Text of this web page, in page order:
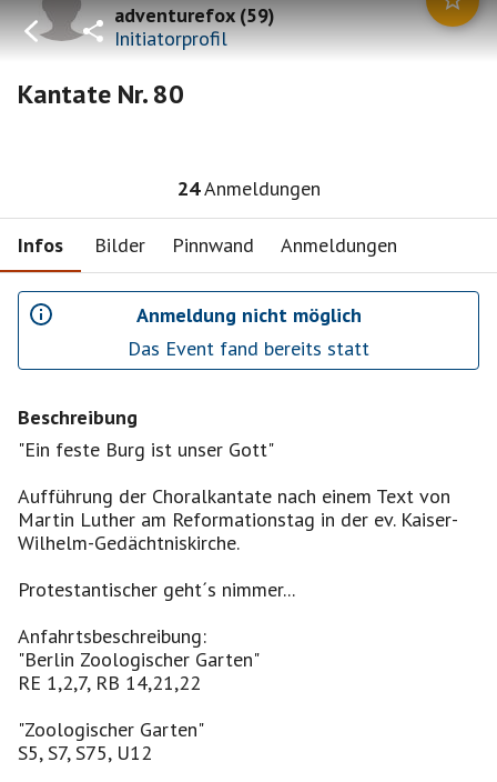
adventurefox(59)
Initiatorprofil
Kantate Nr. 80
24Anmeldungen
Infos Bilder Pinnwand Anmeldungen
Anmeldung nicht möglich
Das Event fand bereits statt
Beschreibung
"Ein feste Burg ist unser Gott"
Aufführung der Choralkantate nach einem Text von
Martin Luther am Reformationstag in der ev. Kaiser-
Wilhelm-Gedächtniskirche.
Protestantischer geht´s nimmer...
Anfahrtsbeschreibung:
"Berlin Zoologischer Garten"
RE 1,2,7, RB 14,21,22
"Zoologischer Garten"
S5, S7, S75, U12